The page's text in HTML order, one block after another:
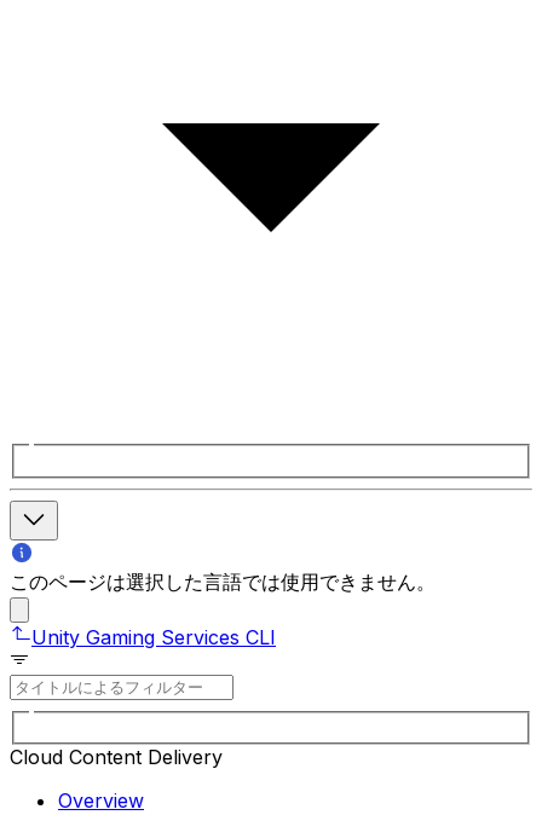
このページは選択した言語では使用できません。
Unity Gaming Services CLI
Cloud Content Delivery
Overview